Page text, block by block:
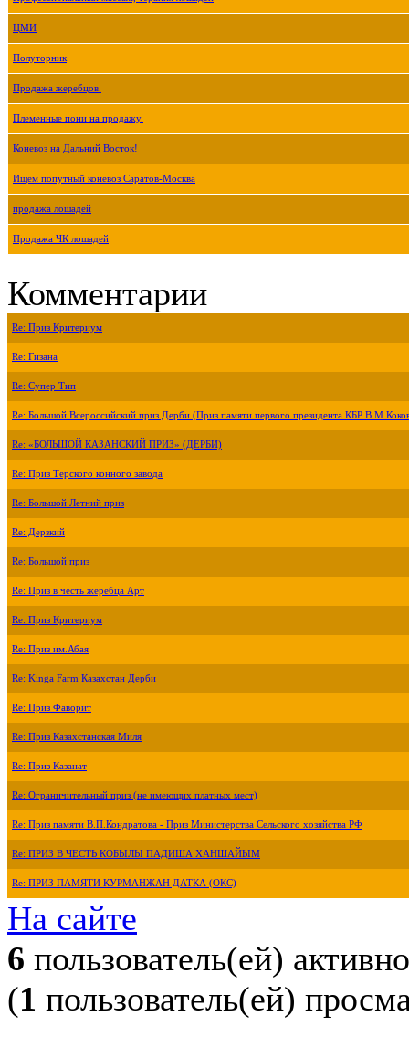
ЦМИ
Полуторник
Продажа жеребцов.
Племенные пони на продажу.
Коневоз на Дальний Восток!
Ищем попутный коневоз Саратов-Москва
продажа лошадей
Продажа ЧК лошадей
Комментарии
Re: Приз Критериум
Re: Гизана
Re: Супер Тип
Re: Большой Всероссийский приз Дерби (Приз памяти первого президента КБР
Re: «БОЛЬШОЙ КАЗАНСКИЙ ПРИЗ» (ДЕРБИ)
Re: Приз Терского конного завода
Re: Большой Летний приз
Re: Дерзкий
Re: Большой приз
Re: Приз в честь жеребца Арт
Re: Приз Критериум
Re: Приз им.Абая
Re: Kinga Farm Казахстан Дерби
Re: Приз Фаворит
Re: Приз Казахстанская Миля
Re: Приз Казанат
Re: Ограничительный приз (не имеющих платных мест)
Re: Приз памяти В.П.Кондратова - Приз Министерства Сельского хозяйства РФ
Re: ПРИЗ В ЧЕСТЬ КОБЫЛЫ ПАДИША ХАНШАЙЫМ
Re: ПРИЗ ПАМЯТИ КУРМАНЖАН ДАТКА (ОКС)
На сайте
6 пользователь(ей) активно
(1 пользователь(ей)